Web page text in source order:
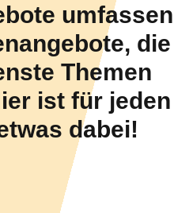
umfassen
die
Themen
ist für jeden
dabei!